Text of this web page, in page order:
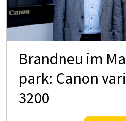
Brand­neu im
park: Ca­non
3200